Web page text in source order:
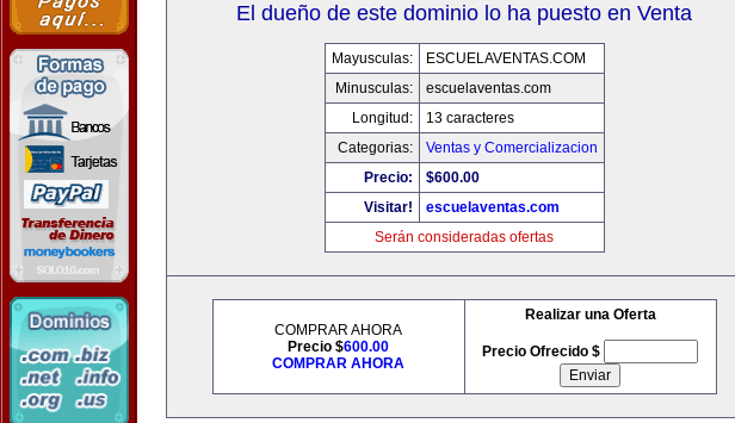
El dueño de este dominio lo ha puesto en Venta
Mayusculas:
ESCUELAVENTAS.COM
Minusculas:
escuelaventas.com
Longitud:
13 caracteres
Categorias:
Ventas y Comercializacion
Precio:
$600.00
Visitar!
escuelaventas.com
Serán consideradas ofertas
COMPRAR AHORA
Precio $600.00
COMPRAR AHORA
Realizar una Oferta
Precio Ofrecido $